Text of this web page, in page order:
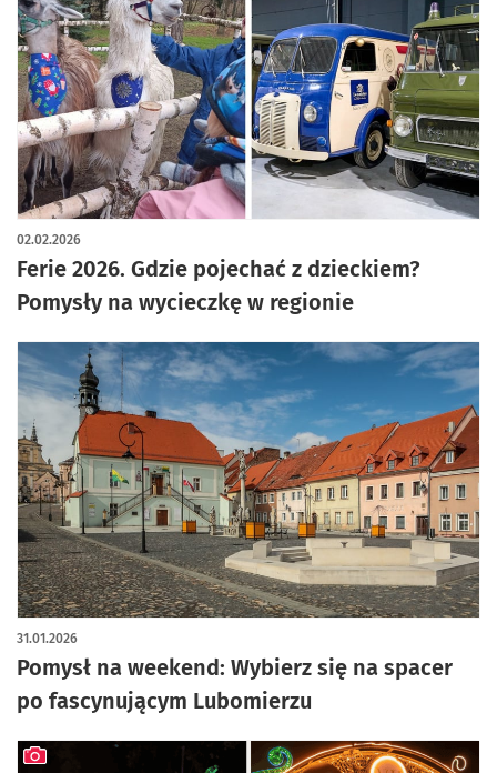
Ferie 2026. Gdzie pojechać z dzieckiem?
Pomysły na wycieczkę w regionie
02.02.2026
Pomysł na weekend: Wybierz się na spacer
po fascynującym Lubomierzu
31.01.2026